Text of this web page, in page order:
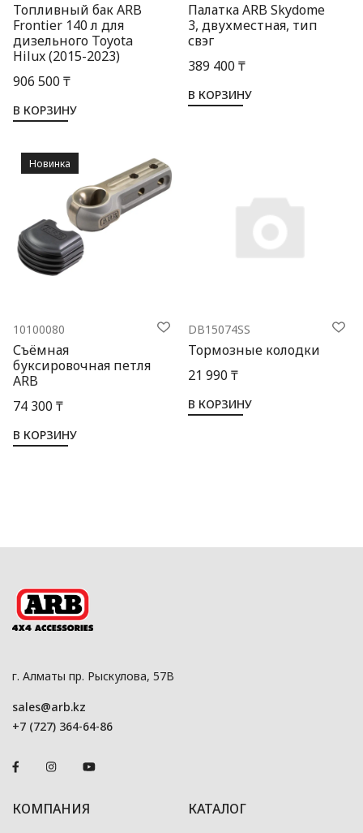
Топливный бак ARB
Frontier 140 л для
дизельного Toyota
Hilux (2015-2023)
906 500 ₸
В КОРЗИНУ
Палатка ARB Skydome
3, двухместная, тип
свэг
389 400 ₸
В КОРЗИНУ
10100080
Съёмная
буксировочная петля
ARB
74 300 ₸
В КОРЗИНУ
Новинка
DB15074SS
Тормозные колодки
21 990 ₸
В КОРЗИНУ
г. Алматы пр. Рыскулова, 57В
sales@arb.kz
+7 (727) 364-64-86
КОМПАНИЯ КАТАЛОГ